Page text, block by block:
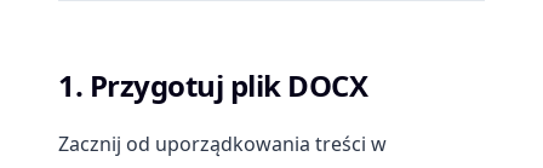
1. Przygotuj plik DOCX
Zacznij od uporządkowania treści w